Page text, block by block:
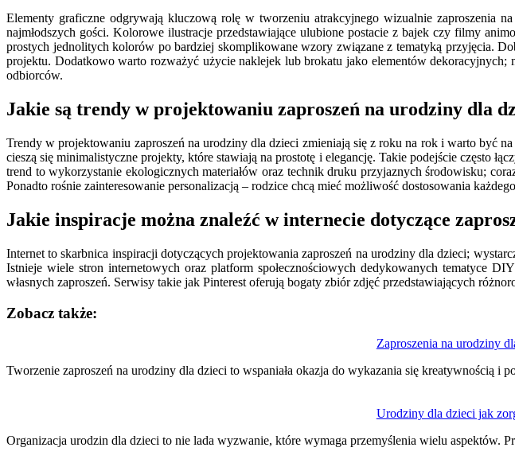
Elementy graficzne odgrywają kluczową rolę w tworzeniu atrakcyjnego wizualnie zaproszenia
najmłodszych gości. Kolorowe ilustracje przedstawiające ulubione postacie z bajek czy filmy
prostych jednolitych kolorów po bardziej skomplikowane wzory związane z tematyką przyjęcia.
projektu. Dodatkowo warto rozważyć użycie naklejek lub brokatu jako elementów dekoracyjnych;
odbiorców.
Jakie są trendy w projektowaniu zaproszeń na urodziny dla
Trendy w projektowaniu zaproszeń na urodziny dla dzieci zmieniają się z roku na rok i warto być
cieszą się minimalistyczne projekty, które stawiają na prostotę i elegancję. Takie podejście często
trend to wykorzystanie ekologicznych materiałów oraz technik druku przyjaznych środowisku;
Ponadto rośnie zainteresowanie personalizacją – rodzice chcą mieć możliwość dostosowania
Jakie inspiracje można znaleźć w internecie dotyczące
Internet to skarbnica inspiracji dotyczących projektowania zaproszeń na urodziny dla dzieci;
Istnieje wiele stron internetowych oraz platform społecznościowych dedykowanych tematyce
własnych zaproszeń. Serwisy takie jak Pinterest oferują bogaty zbiór zdjęć przedstawiających
Zobacz także:
Zaproszenia na urodziny
Tworzenie zaproszeń na urodziny dla dzieci to wspaniała okazja do wykazania się kreatywnością i
Urodziny dla dzieci jak
Organizacja urodzin dla dzieci to nie lada wyzwanie, które wymaga przemyślenia wielu aspektów.
wpisu